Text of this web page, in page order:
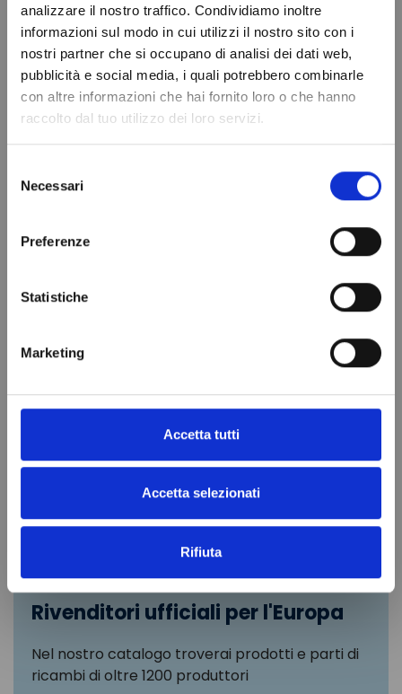
analizzare il nostro traffico. Condividiamo inoltre
informazioni sul modo in cui utilizzi il nostro sito con i
nostri partner che si occupano di analisi dei dati web,
pubblicità e social media, i quali potrebbero combinarle
con altre informazioni che hai fornito loro o che hanno
raccolto dal tuo utilizzo dei loro servizi.
delNecessari
Preferenze
Statistiche
Marketing
Accetta tutti
Accetta selezionati
Rifiuta
valvola ¼ -
SOSTITUITO DA
R448A
99,00 €
Aggiungi al
UMIDITA'
DI308N/2
31,99 €
Aggiungi al
carrello
Rivenditori ufficiali per l'Europa
Nel nostro catalogo troverai prodotti e parti di
ricambi di oltre 1200 produttori